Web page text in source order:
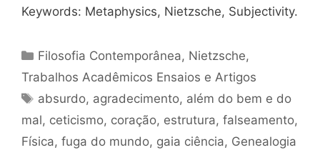
Keywords: Metaphysics, Nietzsche, Subjectivity.
Categorias
Filosofia Contemporânea, Nietzsche,
Trabalhos Acadêmicos Ensaios e Artigos
Tags
absurdo, agradecimento, além do bem e do
mal, ceticismo, coração, estrutura, falseamento,
Física, fuga do mundo, gaia ciência, Genealogia